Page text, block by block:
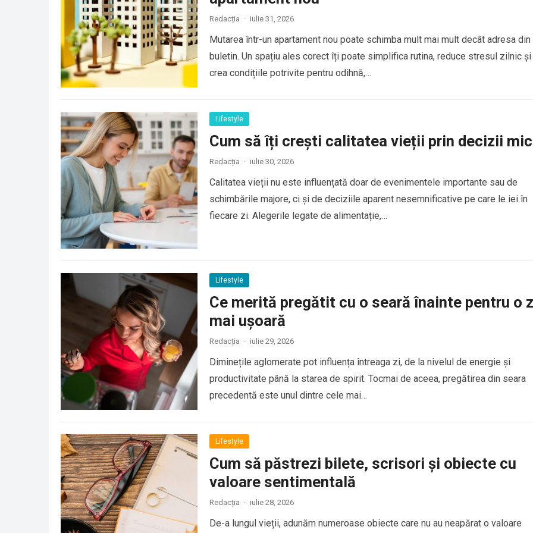
Redacția · iulie 31, 2026
Mutarea într-un apartament nou poate schimba mult mai mult decât adresa din
buletin. Un spațiu ales corect îți poate simplifica rutina, reduce stresul zilnic și
crea condițiile potrivite pentru odihnă,…
Lifestyle
Cum să îți crești calitatea vieții prin decizii
Redacția · iulie 30, 2026
Calitatea vieții nu este influențată doar de evenimentele importante sau de
schimbările majore, ci și de deciziile aparent nesemnificative pe care le iei în
fiecare zi. Alegerile legate de alimentație,…
Lifestyle
Ce merită pregătit cu o seară înainte pentru o
mai ușoară
Redacția · iulie 29, 2026
Diminețile aglomerate pot influența întreaga zi, de la nivelul de energie și
productivitate până la starea de spirit. Tocmai de aceea, pregătirea din seara
precedentă este unul dintre cele mai…
Lifestyle
Cum să păstrezi bilete, scrisori și obiecte cu
valoare sentimentală
Redacția · iulie 28, 2026
De-a lungul vieții, adunăm numeroase obiecte care nu au neapărat o valoare